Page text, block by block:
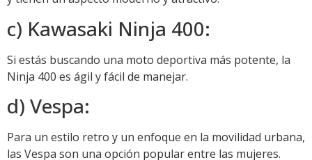
c) Kawasaki Ninja 400:
Si estás buscando una moto deportiva más potente, la
Ninja 400 es ágil y fácil de manejar.
d) Vespa:
Para un estilo retro y un enfoque en la movilidad urbana,
las Vespa son una opción popular entre las mujeres.